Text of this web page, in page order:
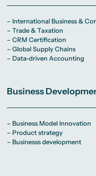
– International Business &
– Trade & Taxation
– CRM Certification
– Global Supply Chains
– Data-driven Accounting
Business
– Business Model Innovation
– Product strategy
– Businesss development